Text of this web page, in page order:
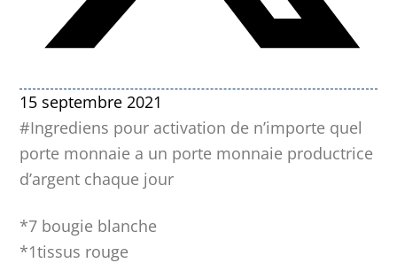
15 septembre 2021
#Ingrediens pour activation de n’importe quel
porte monnaie a un porte monnaie productrice
d’argent chaque jour
*7 bougie blanche
*1tissus rouge